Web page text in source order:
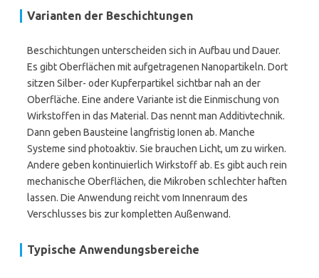
Varianten der Beschichtungen
Beschichtungen unterscheiden sich in Aufbau und Dauer.
Es gibt Oberflächen mit aufgetragenen Nanopartikeln. Dort
sitzen Silber- oder Kupferpartikel sichtbar nah an der
Oberfläche. Eine andere Variante ist die Einmischung von
Wirkstoffen in das Material. Das nennt man Additivtechnik.
Dann geben Bausteine langfristig Ionen ab. Manche
Systeme sind photoaktiv. Sie brauchen Licht, um zu wirken.
Andere geben kontinuierlich Wirkstoff ab. Es gibt auch rein
mechanische Oberflächen, die Mikroben schlechter haften
lassen. Die Anwendung reicht vom Innenraum des
Verschlusses bis zur kompletten Außenwand.
Typische Anwendungsbereiche